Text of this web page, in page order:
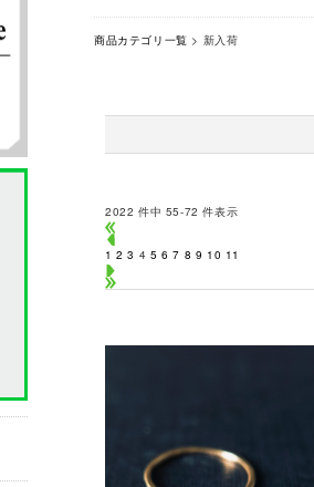
商品カテゴリ一覧 > 新入荷
2022 件中 55-72 件表示
1 2 3 4 5 6 7 8 9 10 11